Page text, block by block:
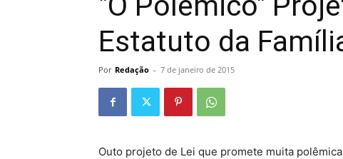
DF
Estatuto da
Por Redação - 7 de janeiro de 2015
Outo projeto de Lei que promete muita